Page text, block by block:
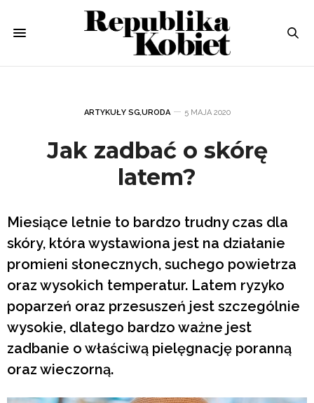
ARTYKUŁY SG,URODA 5 MAJA 2020
Jak zadbać o skórę
latem?
Miesiące letnie to bardzo trudny czas dla
skóry, która wystawiona jest na działanie
promieni słonecznych, suchego powietrza
oraz wysokich temperatur. Latem ryzyko
poparzeń oraz przesuszeń jest szczególnie
wysokie, dlatego bardzo ważne jest
zadbanie o właściwą pielęgnację poranną
oraz wieczorną.